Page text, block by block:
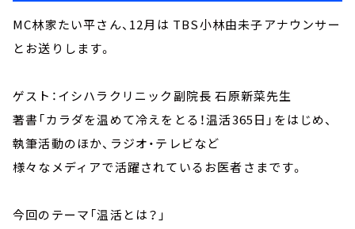
MC林家たい平さん、12月は TBS小林由未子アナウンサー
とお送りします。
ゲスト：イシハラクリニック副院長 石原新菜先生
著書「カラダを温めて冷えをとる！温活365日」をはじめ、
執筆活動のほか、ラジオ・テレビなど
様々なメディアで活躍されているお医者さまです。
今回のテーマ「温活とは？」